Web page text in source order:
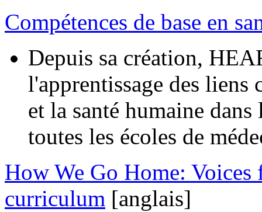
Compétences de base en
Depuis sa création,
l'apprentissage des liens
et la santé humaine
toutes les écoles de
How We Go Home:
curriculum [anglais]